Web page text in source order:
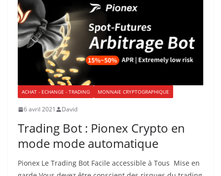
ACHAT - ECHANGE - TRADING MONNAIE CRYPTOGRAPHIQUE
6 avril 2021 David
Trading Bot : Pionex Crypto en
mode mode automatique
Pionex Le Trading Bot Facile accessible à Tous Mise en